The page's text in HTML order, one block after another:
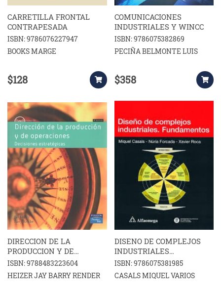
CARRETILLA FRONTAL
CONTRAPESADA
ISBN: 9786076227947
BOOKS MARGE
$128
COMUNICACIONES
INDUSTRIALES Y WINCC
ISBN: 9786075382869
PECIÑA BELMONTE LUIS
$358
DIRECCION DE LA
PRODUCCION Y DE
OPERACIONES DECISIONES
ESTRATEGICAS
ISBN: 9788483223604
HEIZER JAY BARRY RENDER
DISENO DE COMPLEJOS
INDUSTRIALES
FUNDAMENTOS
ISBN: 9786075381985
CASALS MIQUEL VARIOS